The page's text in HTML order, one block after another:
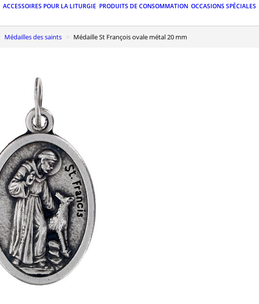
ACCESSOIRES POUR LA LITURGIE PRODUITS DE CONSOMMATION OCCASIONS SPÉCIALES
Médailles des saints Médaille St François ovale métal 20 mm